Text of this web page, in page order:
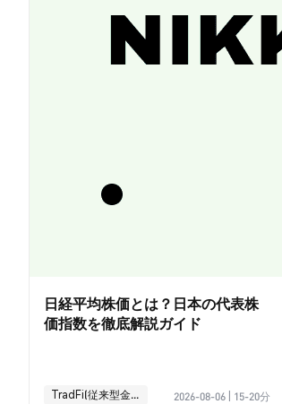
日経平均株価とは？日本の代表株
価指数を徹底解説ガイド
TradFi(従来型金融) 2026-08-06 15-20分